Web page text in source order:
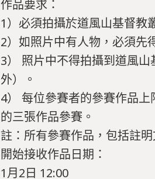
作品要求：
1）必須拍攝於道風山基督教
2）如照片中有人物，必須先
3） 照片中不得拍攝到道風
外）。
4） 每位參賽者的參賽作品
的三張作品參賽。
註：所有參賽作品，包括註
開始接收作品日期：
1月2日 12:00